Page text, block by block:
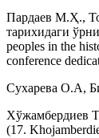
Пардаев М.Ҳ.,
тарихидаги
peoples in the
conference
Сухарева О.А,
Хўжамбердиев
(17.